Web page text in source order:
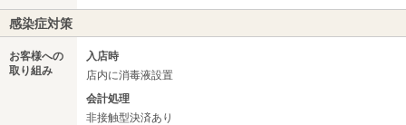
感染症対策
お客様への
取り組み
入店時
店内に消毒液設置
会計処理
非接触型決済あり